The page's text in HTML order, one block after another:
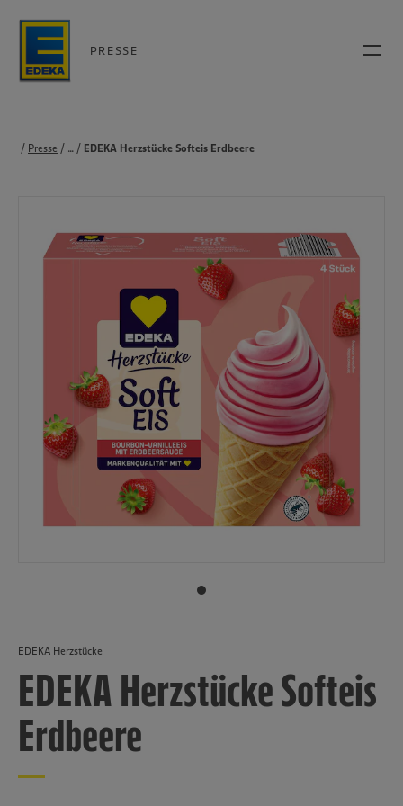
PRESSE
Presse Produkte
EDEKA Herzstücke Softeis Erdbeere
...
EDEKA Herzstücke
EDEKA Herzstücke Softeis
Erdbeere